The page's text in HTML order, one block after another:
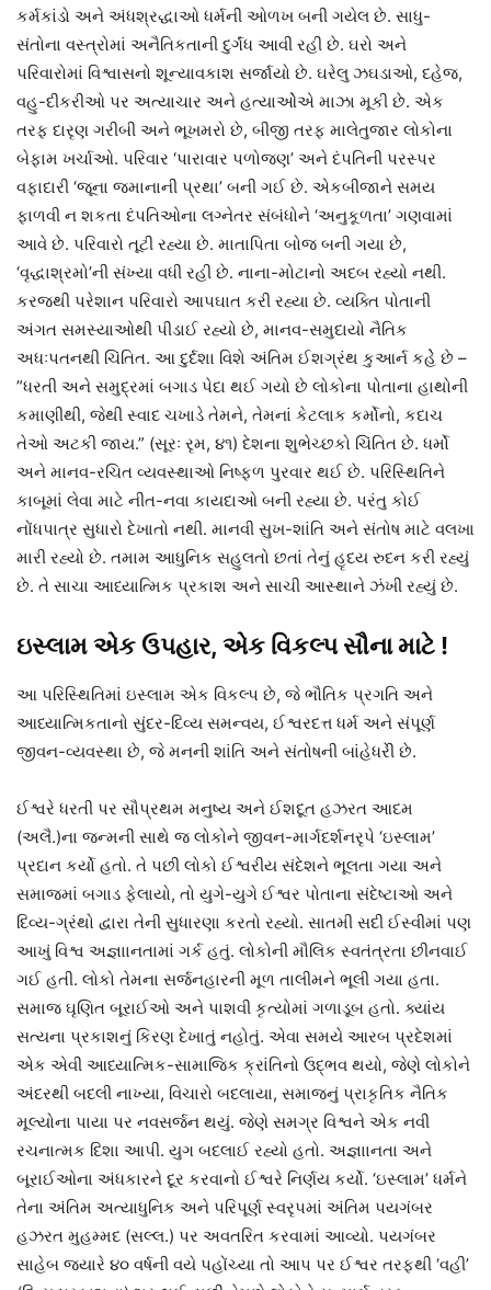
કર્મકાંડો અને અંધશ્રદ્ધાઓ ધર્મની ઓળખ બની ગયેલ છે. સાધુ-
સંતોના વસ્ત્રોમાં અનૈતિકતાની દુર્ગંધ આવી રહી છે. ઘરો અને
પરિવારોમાં વિશ્વાસનો શૂન્યાવકાશ સર્જાયો છે. ઘરેલુ ઝઘડાઓ, દહેજ,
વહુ-દીકરીઓ પર અત્યાચાર અને હત્યાઓેએ માઝા મૂકી છે. એક
તરફ દારૃણ ગરીબી અને ભૂખમરો છે, બીજી તરફ માલેતુજાર લોકોના
બેફામ ખર્ચાઓ. પરિવાર ‘પારાવાર પળોજણ’ અને દંપતિની પરસ્પર
વફાદારી ‘જૂના જમાનાની પ્રથા’ બની ગઈ છે. એકબીજાને સમય
ફાળવી ન શકતા દંપતિઓના લગ્નેતર સંબંધોને ‘અનુકૂળતા’ ગણવામાં
આવે છે. પરિવારો તૂટી રહ્યા છે. માતાપિતા બોજ બની ગયા છે,
‘વૃદ્ધાશ્રમો’ની સંખ્યા વધી રહી છે. નાના-મોટાનો અદબ રહ્યો નથી.
કરજથી પરેશાન પરિવારો આપઘાત કરી રહ્યા છે. વ્યક્તિ પોતાની
અંગત સમસ્યાઓથી પીડાઈ રહ્યો છે, માનવ-સમુદાયો નૈતિક
અધઃપતનથી ચિંતિત. આ દુર્દશા વિશે અંતિમ ઈશગ્રંથ કુઆર્ન કહેે છે –
”ધરતી અને સમુદ્રમાં બગાડ પેદા થઈ ગયો છે લોકોના પોતાના હાથોની
કમાણીથી, જેથી સ્વાદ ચખાડે તેમને, તેમનાં કેટલાક કર્મોનો, કદાચ
તેઓ અટકી જાય.” (સૂરઃ રૃમ, ૪૧) દેશના શુભેચ્છકો ચિંતિત છે. ધર્મો
અને માનવ-રચિત વ્યવસ્થાઓ નિષ્ફળ પુરવાર થઈ છે. પરિસ્થિતિને
કાબૂમાં લેવા માટે નીત-નવા કાયદાઓ બની રહ્યા છે. પરંતુ કોઈ
નોંધપાત્ર સુધારો દેખાતો નથી. માનવી સુખ-શાંતિ અને સંતોષ માટે વલખા
મારી રહ્યો છે. તમામ આધુનિક સહુલતો છતાં તેનું હૃદય રુદન કરી રહ્યું
છે. તે સાચા આધ્યાત્મિક પ્રકાશ અને સાચી આસ્થાને ઝંખી રહ્યું છે.
ઇસ્લામ એક ઉપહાર, એક વિકલ્પ સૌના માટે !
આ પરિસ્થિતિમાં ઇસ્લામ એક વિકલ્પ છે, જે ભૌતિક પ્રગતિ અને
આધ્યાત્મિકતાનો સુંદર-દિવ્ય સમન્વય, ઈશ્વરદત્ત ધર્મ અને સંપૂર્ણ
જીવન-વ્યવસ્થા છે, જે મનની શાંતિ અને સંતોષની બાંહેધરીે છે.
ઈશ્વરે ધરતી પર સૌપ્રથમ મનુષ્ય અને ઈશદૂત હઝરત આદમ
(અલૈ.)ના જન્મની સાથે જ લોકોને જીવન-માર્ગદર્શનરૃપે ‘ઇસ્લામ’
પ્રદાન કર્યો હતો. તે પછી લોકો ઈશ્વરીય સંદેશને ભૂલતા ગયા અને
સમાજમાં બગાડ ફેલાયો, તો યુગે-યુગે ઈશ્વર પોતાના સંદેષ્ટાઓ અને
દિવ્ય-ગ્રંથો દ્વારા તેની સુધારણા કરતો રહ્યો. સાતમી સદી ઈસ્વીમાં પણ
આખું વિશ્વ અજ્ઞાાનતામાં ગર્ક હતું. લોકોની મૌલિક સ્વતંત્રતા છીનવાઈ
ગઈ હતી. લોકો તેમના સર્જનહારની મૂળ તાલીમને ભૂલી ગયા હતા.
સમાજ ઘૃણિત બૂરાઈઓ અને પાશવી કૃત્યોમાં ગળાડૂબ હતો. ક્યાંય
સત્યના પ્રકાશનું કિરણ દેખાતું નહોતું. એવા સમયે આરબ પ્રદેશમાં
એક એવી આધ્યાત્મિક-સામાજિક ક્રાંતિનો ઉદ્ભવ થયો, જેણે લોકોને
અંદરથી બદલી નાખ્યા, વિચારો બદલાયા, સમાજનું પ્રાકૃતિક નૈતિક
મૂલ્યોના પાયા પર નવસર્જન થયું. જેણે સમગ્ર વિશ્વને એક નવી
રચનાત્મક દિશા આપી. યુગ બદલાઈ રહ્યો હતો. અજ્ઞાાનતા અને
બૂરાઈઓના અંધકારને દૂર કરવાનો ઈશ્વરે નિર્ણય કર્યો. ‘ઇસ્લામ’ ધર્મને
તેના અંતિમ અત્યાધુનિક અને પરિપૂર્ણ સ્વરૃપમાં અંતિમ પયગંબર
હઝરત મુહમ્મદ (સલ્લ.) પર અવતરિત કરવામાં આવ્યો. પયગંબર
સાહેબ જ્યારે ૪૦ વર્ષની વયે પહોંચ્યા તો આપ પર ઈશ્વર તરફથી ‘વહી’